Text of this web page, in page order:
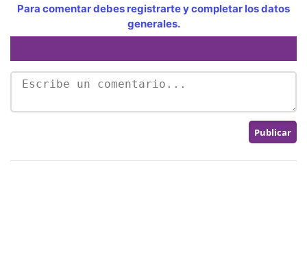
Para comentar debes registrarte y completar los datos
generales.